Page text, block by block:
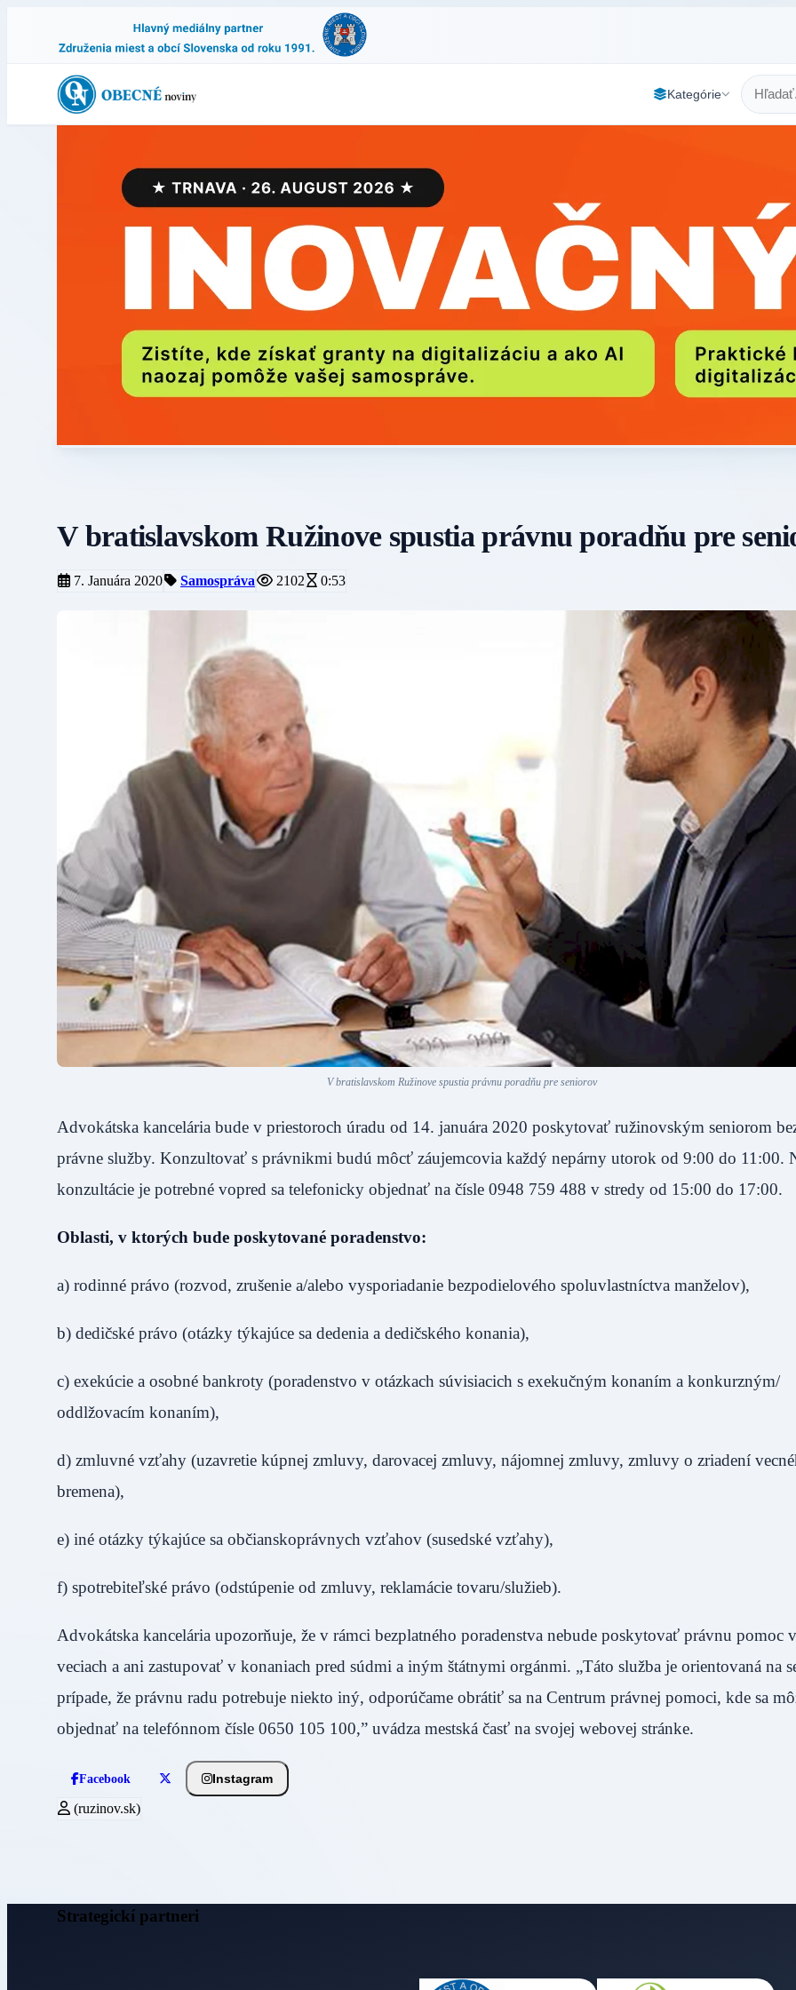
Kategórie
V bratislavskom Ružinove spustia právnu poradňu pre
7. Januára 2020 Samospráva 2102 0:53
V bratislavskom Ružinove spustia právnu poradňu pre seniorov
Advokátska kancelária bude v priestoroch úradu od 14. januára 2020 poskytovať ružinovským seniorom
právne služby. Konzultovať s právnikmi budú môcť záujemcovia každý nepárny utorok od 9:00 do 11:00.
konzultácie je potrebné vopred sa telefonicky objednať na čísle 0948 759 488 v stredy od 15:00 do 17:00.
Oblasti, v ktorých bude poskytované poradenstvo:
a) rodinné právo (rozvod, zrušenie a/alebo vysporiadanie bezpodielového spoluvlastníctva manželov),
b) dedičské právo (otázky týkajúce sa dedenia a dedičského konania),
c) exekúcie a osobné bankroty (poradenstvo v otázkach súvisiacich s exekučným konaním a konkurzným/
oddlžovacím konaním),
d) zmluvné vzťahy (uzavretie kúpnej zmluvy, darovacej zmluvy, nájomnej zmluvy, zmluvy o zriadení
bremena),
e) iné otázky týkajúce sa občianskoprávnych vzťahov (susedské vzťahy),
f) spotrebiteľské právo (odstúpenie od zmluvy, reklamácie tovaru/služieb).
Advokátska kancelária upozorňuje, že v rámci bezplatného poradenstva nebude poskytovať právnu pomoc
veciach a ani zastupovať v konaniach pred súdmi a iným štátnymi orgánmi. „Táto služba je orientovaná na
prípade, že právnu radu potrebuje niekto iný, odporúčame obrátiť sa na Centrum právnej pomoci, kde sa
objednať na telefónnom čísle 0650 105 100,” uvádza mestská časť na svojej webovej stránke.
Facebook Instagram
(ruzinov.sk)
Strategickí partneri